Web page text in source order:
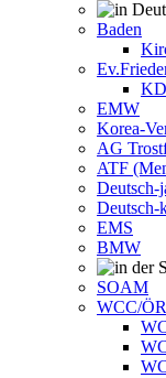
Baden
EMW
Korea-
AG
ATF
Deutsch-
Deutsch-
EMS
BMW
SOAM
WCC/